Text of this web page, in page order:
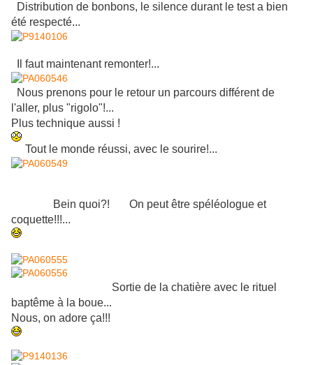
Distribution de bonbons, le silence durant le test a bien
été respecté...
Il faut maintenant remonter!...
Nous prenons pour le retour un parcours différent de
l'aller, plus "rigolo"!...
Plus technique aussi !
Tout le monde réussi, avec le sourire!...
Bein quoi?! On peut être spéléologue et
coquette!!!...
Sortie de la chatière avec le rituel
baptême à la boue...
Nous, on adore ça!!!